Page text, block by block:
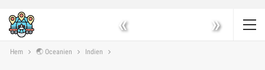
« »
Hem 🌏 Oceanien Indien